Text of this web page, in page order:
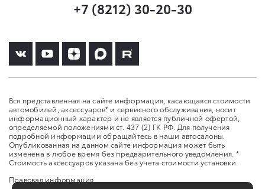
+7 (8212) 30-20-30
Вся представленная на сайте информация, касающаяся стоимости
автомобилей, аксессуаров* и сервисного обслуживания, носит
информационный характер и не является публичной офертой,
определяемой положениями ст. 437 (2) ГК РФ. Для получения
подробной информации обращайтесь в наши автосалоны.
Опубликованная на данном сайте информация может быть
изменена в любое время без предварительного уведомления. *
Стоимость аксессуаров указана без учета стоимости установки.
Правовая информация